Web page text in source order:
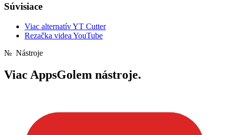
Súvisiace
Viac alternatív YT Cutter
Rezačka videa YouTube
№ Nástroje
Viac AppsGolem nástroje.